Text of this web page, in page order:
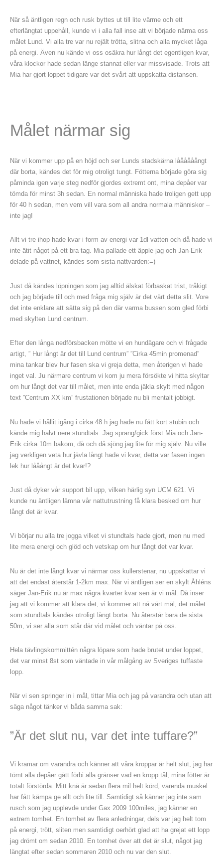
När så äntligen regn och rusk byttes ut till lite värme och ett
efterlängtat uppehåll, kunde vi i alla fall inse att vi började närma oss
målet Lund. Vi alla tre var nu rejält trötta, slitna och alla mycket låga
på energi. Även nu kände vi oss osäkra hur långt det egentligen kvar,
våra klockor hade sedan länge stannat eller var missvisade. Trots att
Mia har gjort loppet tidigare var det svårt att uppskatta distansen.
Målet närmar sig
När vi kommer upp på en höjd och ser Lunds stadskärna låååååångt
där borta, kändes det för mig otroligt tungt. Fötterna började göra sig
påminda igen varje steg nedför gjordes extremt ont, mina depåer var
tömda för minst 3h sedan. En normal människa hade troligen gett upp
för 40 h sedan, men vem vill vara som all andra normala människor –
inte jag!
Allt vi tre ihop hade kvar i form av energi var 1dl vatten och då hade vi
inte ätit något på ett bra tag. Mia pallade ett äpple jag och Jan-Erik
delade på vattnet, kändes som sista nattvarden:=)
Just då kändes löpningen som jag alltid älskat förbaskat trist, tråkigt
och jag började till och med fråga mig själv är det värt detta slit. Vore
det inte enklare att sätta sig på den där varma bussen som gled förbi
med skylten Lund centrum.
Efter den långa nedförsbacken mötte vi en hundägare och vi frågade
artigt, ” Hur långt är det till Lund centrum” ”Cirka 45min promenad”
mina tankar blev hur fasen ska vi greja detta, men återigen vi hade
inget val. Ju närmare centrum vi kom ju mera försökte vi hitta skyltar
om hur långt det var till målet, men inte enda jäkla skylt med någon
text ”Centrum XX km” frustationen började nu bli mentalt jobbigt.
Nu hade vi hållit igång i cirka 48 h jag hade nu fått kort stubin och
kände mig halvt nere stundtals. Jag sprang/gick först Mia och Jan-
Erik cirka 10m bakom, då och då sjöng jag lite för mig själv. Nu ville
jag verkligen veta hur jävla långt hade vi kvar, detta var fasen ingen
lek hur lååångt är det kvar!?
Just då dyker vår support bil upp, vilken härlig syn UCM 621. Vi
kunde nu äntligen lämna vår nattutrustning få klara besked om hur
långt det är kvar.
Vi börjar nu alla tre jogga vilket vi stundtals hade gjort, men nu med
lite mera energi och glöd och vetskap om hur långt det var kvar.
Nu är det inte långt kvar vi närmar oss kullerstenar, nu uppskattar vi
att det endast återstår 1-2km max. När vi äntligen ser en skylt Åhléns
säger Jan-Erik nu är max några kvarter kvar sen är vi mål. Då inser
jag att vi kommer att klara det, vi kommer att nå vårt mål, det målet
som stundtals kändes otroligt långt borta. Nu återstår bara de sista
50m, vi ser alla som står där vid målet och väntar på oss.
Hela tävlingskommittén några löpare som hade brutet under loppet,
det var minst 8st som väntade in vår målgång av Sveriges tuffaste
lopp.
När vi sen springer in i mål, tittar Mia och jag på varandra och utan att
säga något tänker vi båda samma sak:
”Är det slut nu, var det inte tuffare?”
Vi kramar om varandra och känner att våra kroppar är helt slut, jag har
tömt alla depåer gått förbi alla gränser vad en kropp tål, mina fötter är
totalt förstörda. Mitt knä är sedan flera mil helt körd, varenda muskel
har fått kämpa ge allt och lite till. Samtidigt så känner jag inte sam
rusch som jag upplevde under Gax 2009 100miles, jag känner en
extrem tomhet. En tomhet av flera anledningar, dels var jag helt tom
på energi, trött, sliten men samtidigt oerhört glad att ha grejat ett lopp
jag drömt om sedan 2010. En tomhet över att det är slut, något jag
längtat efter sedan sommaren 2010 och nu var den slut.